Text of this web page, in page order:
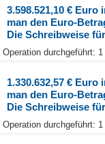
3.598.521,10 €
man den Euro-
Die Schreibweise
Operation durchgeführt:
1.330.632,57 €
man den Euro-
Die Schreibweise
Operation durchgeführt: